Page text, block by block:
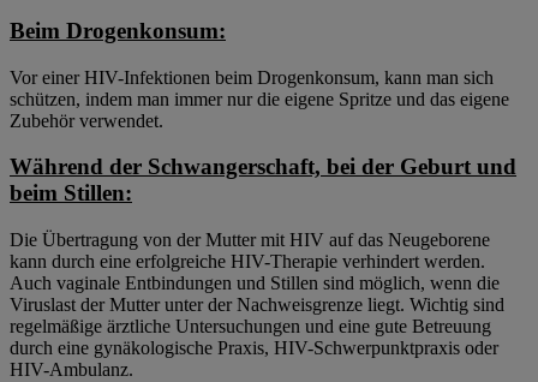
Beim Drogenkonsum:
Vor einer HIV-Infektionen beim Drogenkonsum, kann man sich
schützen, indem man immer nur die eigene Spritze und das eigene
Zubehör verwendet.
Während der Schwangerschaft, bei der Geburt und
beim Stillen:
Die Übertragung von der Mutter mit HIV auf das Neugeborene
kann durch eine erfolgreiche HIV-Therapie verhindert werden.
Auch vaginale Entbindungen und Stillen sind möglich, wenn die
Viruslast der Mutter unter der Nachweisgrenze liegt. Wichtig sind
regelmäßige ärztliche Untersuchungen und eine gute Betreuung
durch eine gynäkologische Praxis, HIV-Schwerpunktpraxis oder
HIV-Ambulanz.